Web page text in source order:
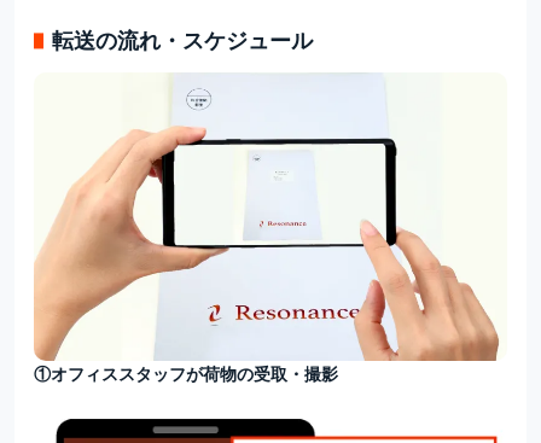
転送の流れ・スケジュール
①オフィススタッフが荷物の受取・撮影